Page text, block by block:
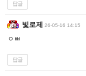
답글
빛로제 26-05-16 14:15
ㅇㅃ
답글